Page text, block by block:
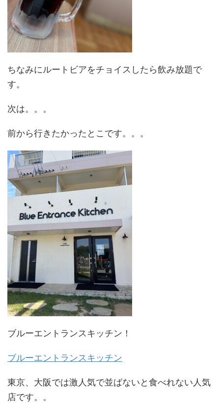
ちなみにルートビアをチョイスしたら飲み放題で
す。
次は。。。
前から行きたかったとこです。。。
ブルーエントランスキッチン！
ブルーエントランスキッチン
東京、大阪では激人気で並ばないと食べれない人気
店です。。